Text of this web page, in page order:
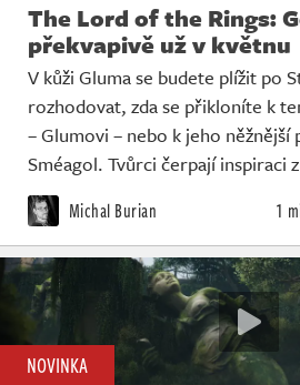
The Lord of the Rings:
překvapivě už v květnu
V kůži Gluma se budete plížit po
rozhodovat, zda se přikloníte k
– Glumovi – nebo k jeho něžnější
Sméagol. Tvůrci čerpají inspiraci
Michal Burian 1
NOVINKA